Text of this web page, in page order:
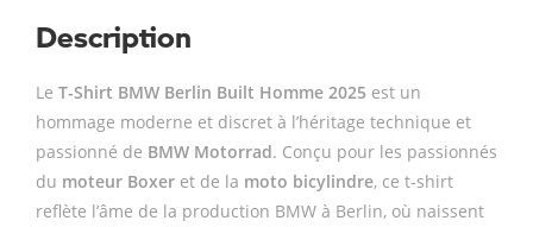
Description
Le T-Shirt BMW Berlin Built Homme 2025 est un
hommage moderne et discret à l’héritage technique et
passionné de BMW Motorrad. Conçu pour les passionnés
du moteur Boxer et de la moto bicylindre, ce t-shirt
reflète l’âme de la production BMW à Berlin, où naissent